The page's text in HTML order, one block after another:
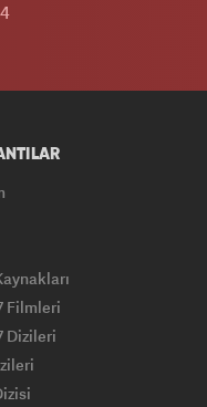
Filmleri
Dizileri